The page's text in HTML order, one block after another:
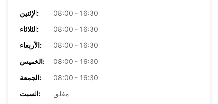
الإثنين:
08:00 - 16:30
الثلاثاء:
08:00 - 16:30
الأربعاء:
08:00 - 16:30
الخميس:
08:00 - 16:30
الجمعة:
08:00 - 16:30
السبت:
مغلق